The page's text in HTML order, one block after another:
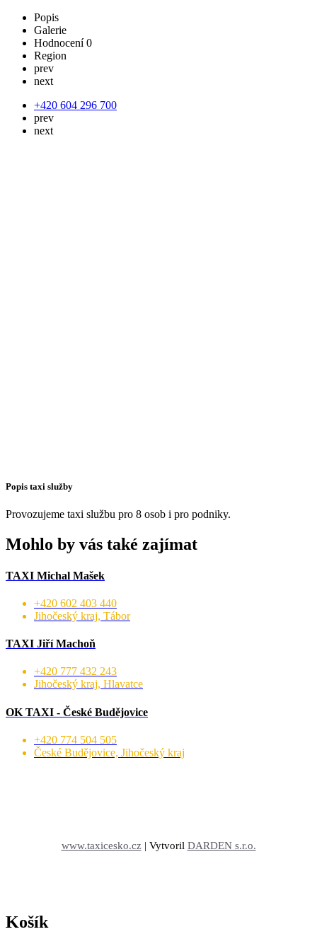
Popis
Galerie
Hodnocení0
Region
prev
next
+420 604 296 700
prev
next
Popis taxi služby
Provozujeme taxi službu pro 8 osob i pro podniky.
Mohlo by vás také zajímat
TAXI Michal Mašek
+420 602 403 440
Jihočeský kraj, Tábor
TAXI Jiří Machoň
+420 777 432 243
Jihočeský kraj, Hlavatce
OK TAXI - České Budějovice
+420 774 504 505
České Budějovice, Jihočeský kraj
www.taxicesko.cz| Vytvoril DARDEN s.r.o.
Košík